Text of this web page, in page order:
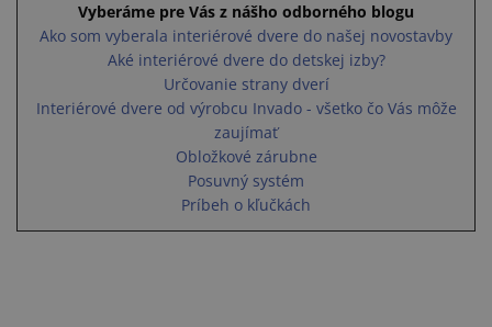
Vyberáme pre Vás z nášho odborného blogu
Ako som vyberala interiérové dvere do našej novostavby
Aké interiérové dvere do detskej izby?
Určovanie strany dverí
Interiérové dvere od výrobcu Invado - všetko čo Vás môže
zaujímať
Obložkové zárubne
Posuvný systém
Príbeh o kľučkách